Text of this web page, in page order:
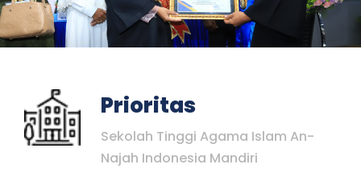
Prioritas
Sekolah Tinggi Agama Islam An-
Najah Indonesia Mandiri